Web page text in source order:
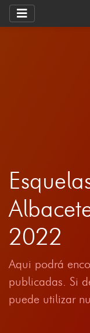
2022
Aqui podrá
publicadas. Si
puede utilizar